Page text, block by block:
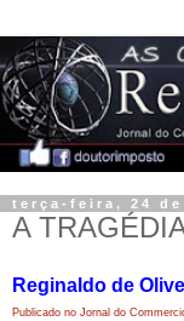
terça-feira, 24
A
Reginaldo de
Publicado no Jornal do